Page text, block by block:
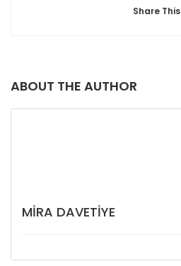
Share This
ABOUT THE AUTHOR
MIRA DAVETIYE